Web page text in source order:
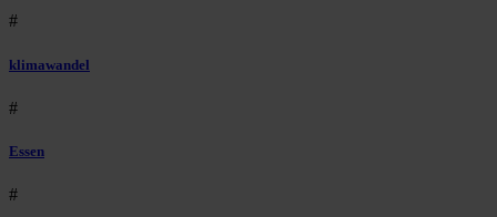
#
klimawandel
#
Essen
#